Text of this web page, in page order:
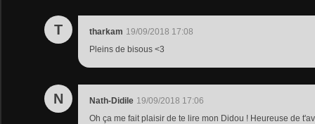
T tharkam 19/09/2018 17:08
Pleins de bisous <3
N Nath-Didile 19/09/2018 17:06
Oh ça me fait plaisir de te lire mon Didou ! Heureuse de